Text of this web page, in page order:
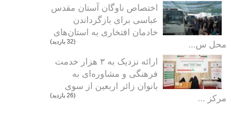
اختصاص ناوگان آستان مقدس
عباسی برای بازگرداندن
خادمان افتخاری به استان‌های
محل س...
(32 بازدید)
ارائه نزدیک به ۳ هزار خدمت
فرهنگی و مشاوره‌ای به
بانوان زائر اربعین از سوی
مرکز ...
(26 بازدید)